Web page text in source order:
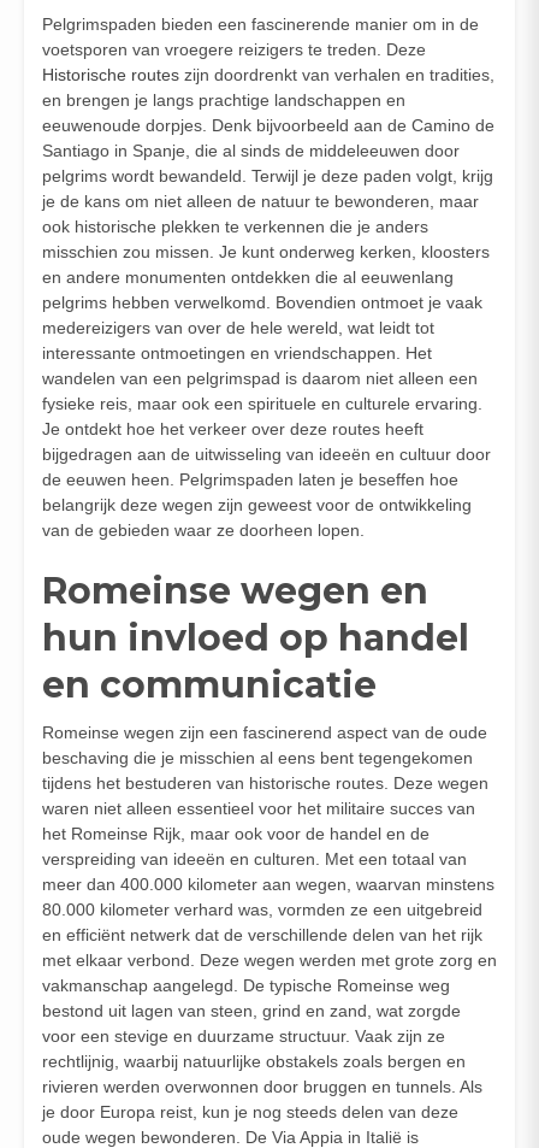
Pelgrimspaden bieden een fascinerende manier om in de
voetsporen van vroegere reizigers te treden. Deze
Historische routes zijn doordrenkt van verhalen en tradities,
en brengen je langs prachtige landschappen en
eeuwenoude dorpjes. Denk bijvoorbeeld aan de Camino de
Santiago in Spanje, die al sinds de middeleeuwen door
pelgrims wordt bewandeld. Terwijl je deze paden volgt, krijg
je de kans om niet alleen de natuur te bewonderen, maar
ook historische plekken te verkennen die je anders
misschien zou missen. Je kunt onderweg kerken, kloosters
en andere monumenten ontdekken die al eeuwenlang
pelgrims hebben verwelkomd. Bovendien ontmoet je vaak
medereizigers van over de hele wereld, wat leidt tot
interessante ontmoetingen en vriendschappen. Het
wandelen van een pelgrimspad is daarom niet alleen een
fysieke reis, maar ook een spirituele en culturele ervaring.
Je ontdekt hoe het verkeer over deze routes heeft
bijgedragen aan de uitwisseling van ideeën en cultuur door
de eeuwen heen. Pelgrimspaden laten je beseffen hoe
belangrijk deze wegen zijn geweest voor de ontwikkeling
van de gebieden waar ze doorheen lopen.
Romeinse wegen en
hun invloed op handel
en communicatie
Romeinse wegen zijn een fascinerend aspect van de oude
beschaving die je misschien al eens bent tegengekomen
tijdens het bestuderen van historische routes. Deze wegen
waren niet alleen essentieel voor het militaire succes van
het Romeinse Rijk, maar ook voor de handel en de
verspreiding van ideeën en culturen. Met een totaal van
meer dan 400.000 kilometer aan wegen, waarvan minstens
80.000 kilometer verhard was, vormden ze een uitgebreid
en efficiënt netwerk dat de verschillende delen van het rijk
met elkaar verbond. Deze wegen werden met grote zorg en
vakmanschap aangelegd. De typische Romeinse weg
bestond uit lagen van steen, grind en zand, wat zorgde
voor een stevige en duurzame structuur. Vaak zijn ze
rechtlijnig, waarbij natuurlijke obstakels zoals bergen en
rivieren werden overwonnen door bruggen en tunnels. Als
je door Europa reist, kun je nog steeds delen van deze
oude wegen bewonderen. De Via Appia in Italië is